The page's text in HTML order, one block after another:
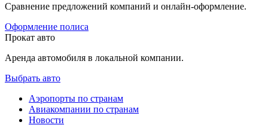
Сравнение предложений компаний и онлайн-оформление.
Оформление полиса
Прокат авто
Аренда автомобиля в локальной компании.
Выбрать авто
Аэропорты по странам
Авиакомпании по странам
Новости